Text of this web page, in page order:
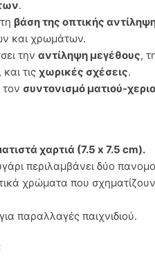
.
βάση της οπτικής
και χρωμάτων.
την αντίληψη μεγέθους,
, και τις χωρικές σχέσεις.
τον συντονισμό ματιού-
χαρτιά (7.5 x 7.5 cm).
περιλαμβάνει δύο
χρώματα που
παραλλαγές παιχνιδιού.